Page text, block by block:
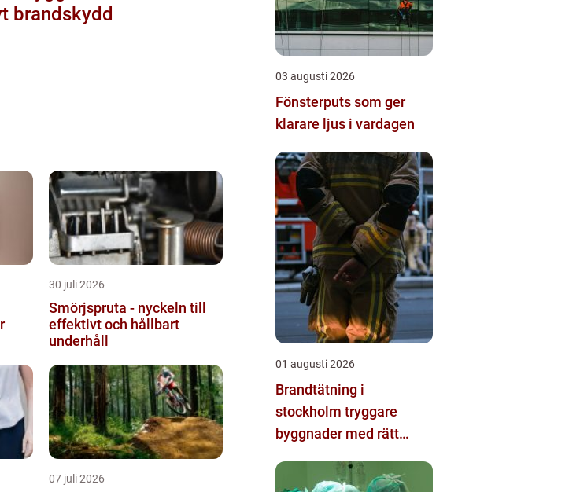
brandskydd
30 juli 2026
Smörjspruta - nyckeln till
effektivt och hållbart
underhåll
07 juli 2026
03 augusti 2026
Fönsterputs som ger
klarare ljus i vardagen
01 augusti 2026
Brandtätning i
stockholm tryggare
byggnader med rätt